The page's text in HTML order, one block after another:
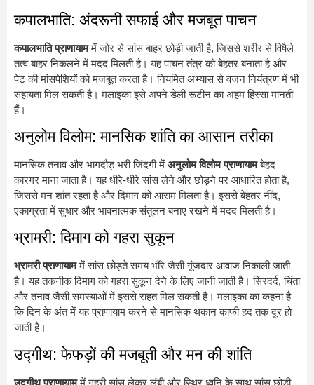
कपालभाति: अंदरूनी सफाई और मजबूत पाचन
कपालभाति प्राणायाममें जोर से सांस बाहर छोड़ी जाती है, जिससे शरीर से विषैले
तत्व बाहर निकलने में मदद मिलती है। यह पाचन तंत्र को बेहतर बनाता है और
पेट की मांसपेशियों को मजबूत करता है। नियमित अभ्यास से वजन नियंत्रण में भी
सहायता मिल सकती है। मलाइका इसे अपने डेली रूटीन का अहम हिस्सा मानती
हैं।
अनुलोम विलोम: मानसिक शांति का आसान तरीका
मानसिक तनाव और भागदौड़ भरी जिंदगी में अनुलोम विलोम प्राणायामबेहद
कारगर माना जाता है। यह धीरे-धीरे सांस लेने और छोड़ने पर आधारित होता है,
जिससे मन शांत रहता है और दिमाग को आराम मिलता है। इससे बेहतर नींद,
एकाग्रता में सुधार और भावनात्मक संतुलन बनाए रखने में मदद मिलती है।
भ्रामरी: दिमाग को गहरा सुकून
भ्रामरी प्राणायाममें सांस छोड़ते समय भौंरे जैसी गूंजदार आवाज निकाली जाती
है। यह तकनीक दिमाग को गहरा सुकून देने के लिए जानी जाती है। सिरदर्द, चिंता
और तनाव जैसी समस्याओं में इससे राहत मिल सकती है। मलाइका का कहना है
कि दिन के अंत में यह प्राणायाम करने से मानसिक थकान काफी हद तक दूर हो
जाती है।
उद्गीथ: फेफड़ों की मजबूती और मन की शांति
उद्गीथ प्राणायाममें गहरी सांस लेकर लंबी और स्थिर ध्वनि के साथ सांस छोड़ी